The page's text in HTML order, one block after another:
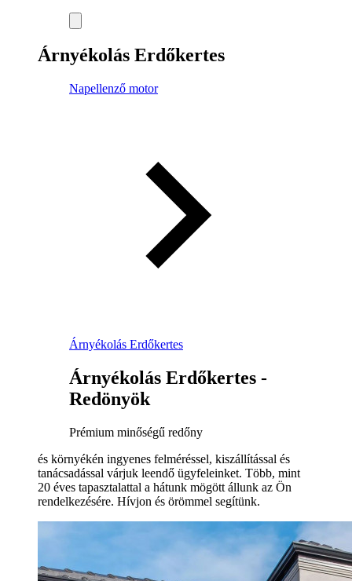
Árnyékolás Erdőkertes
Napellenző motor
Árnyékolás Erdőkertes
Árnyékolás Erdőkertes -
Redönyök
Prémium minőségű redőny
és környékén ingyenes felméréssel, kiszállítással és
tanácsadással várjuk leendő ügyfeleinket. Több, mint
20 éves tapasztalattal a hátunk mögött állunk az Ön
rendelkezésére. Hívjon és örömmel segítünk.